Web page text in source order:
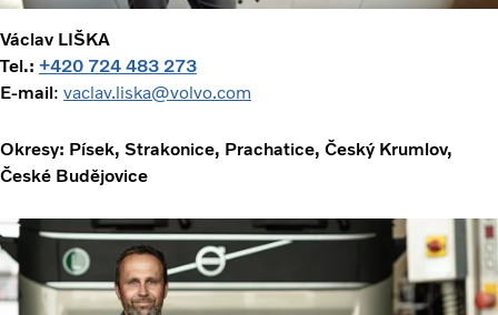
Václav LIŠKA
Tel.: +420 724 483 273
E-mail: vaclav.liska@volvo.com
Okresy: Písek, Strakonice, Prachatice, Český Krumlov,
České Budějovice